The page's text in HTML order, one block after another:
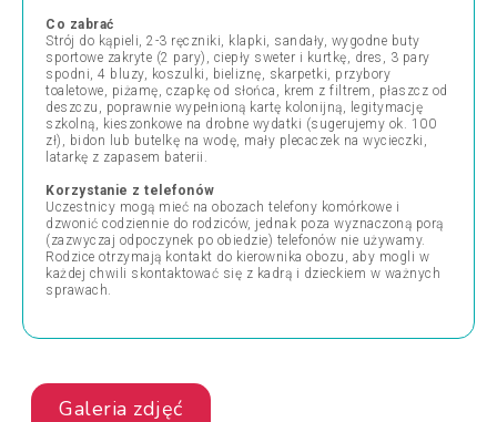
Co zabrać
Strój do kąpieli, 2-3 ręczniki, klapki, sandały, wygodne buty
sportowe zakryte (2 pary), ciepły sweter i kurtkę, dres, 3 pary
spodni, 4 bluzy, koszulki, bieliznę, skarpetki, przybory
toaletowe, piżamę, czapkę od słońca, krem z filtrem, płaszcz od
deszczu, poprawnie wypełnioną kartę kolonijną, legitymację
szkolną, kieszonkowe na drobne wydatki (sugerujemy ok. 100
zł), bidon lub butelkę na wodę, mały plecaczek na wycieczki,
latarkę z zapasem baterii.
Korzystanie z telefonów
Uczestnicy mogą mieć na obozach telefony komórkowe i
dzwonić codziennie do rodziców, jednak poza wyznaczoną porą
(zazwyczaj odpoczynek po obiedzie) telefonów nie używamy.
Rodzice otrzymają kontakt do kierownika obozu, aby mogli w
każdej chwili skontaktować się z kadrą i dzieckiem w ważnych
sprawach.
Galeria zdjęć